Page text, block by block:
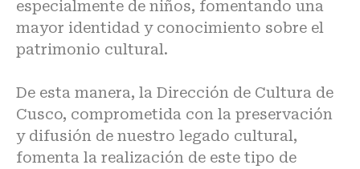
especialmente de niños, fomentando una
mayor identidad y conocimiento sobre el
patrimonio cultural.
De esta manera, la Dirección de Cultura de
Cusco, comprometida con la preservación
y difusión de nuestro legado cultural,
fomenta la realización de este tipo de